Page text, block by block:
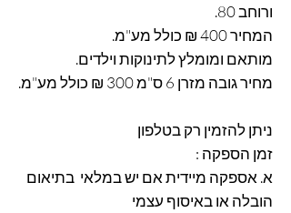
ורוחב 80.
המחיר 400 ₪ כולל מע"מ.
מותאם ומומלץ לתינוקות וילדים.
מחיר גובה מזרן 6 ס"מ 300 ₪ כולל מע"מ.
ניתן להזמין רק בטלפון
זמן הספקה :
א. אספקה מיידית אם יש במלאי בתיאום
הובלה או באיסוף עצמי